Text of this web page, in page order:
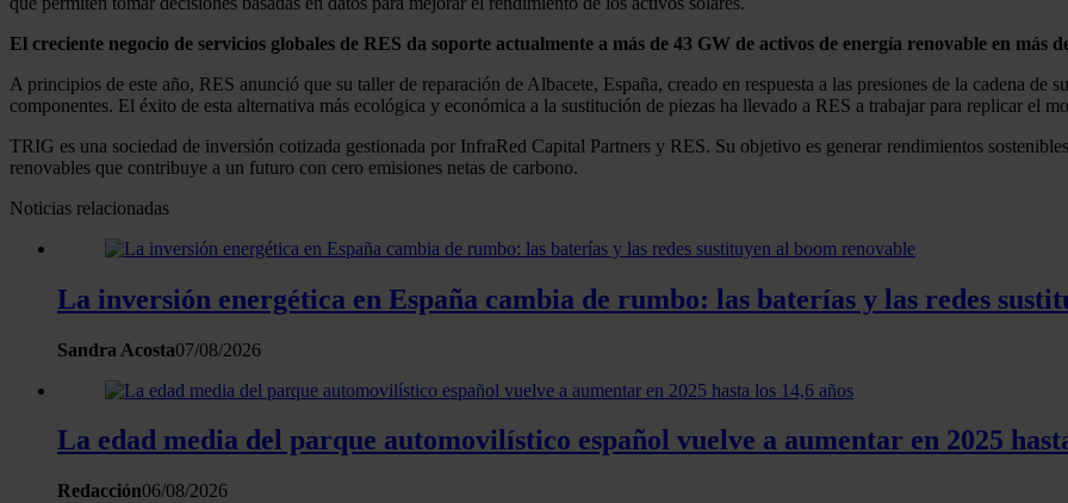
El creciente negocio de servicios globales de RES da soporte actualmente a más de 43 GW de activos de energía renovable en más
A principios de este año, RES anunció que su taller de reparación de Albacete, España, creado en respuesta a las presiones de la cadena de
componentes. El éxito de esta alternativa más ecológica y económica a la sustitución de piezas ha llevado a RES a trabajar para replicar el
TRIG es una sociedad de inversión cotizada gestionada por InfraRed Capital Partners y RES. Su objetivo es generar rendimientos
renovables que contribuye a un futuro con cero emisiones netas de carbono.
Noticias relacionadas
La inversión energética en España cambia de rumbo: las baterías y las redes
Sandra Acosta07/08/2026
La edad media del parque automovilístico español vuelve a aumentar en 2025
Redacción06/08/2026